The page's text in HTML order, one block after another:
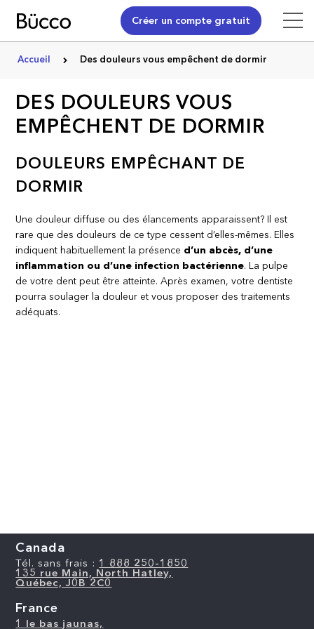
Créer un compte gratuit
Accueil Des douleurs vous empêchent de dormir
DES DOULEURS VOUS
EMPÊCHENT DE DORMIR
DOULEURS EMPÊCHANT DE
DORMIR
Une douleur diffuse ou des élancements apparaissent? Il est
rare que des douleurs de ce type cessent d’elles-mêmes. Elles
indiquent habituellement la présence d’un abcès, d’une
inflammation ou d’une infection bactérienne. La pulpe
de votre dent peut être atteinte. Après examen, votre dentiste
pourra soulager la douleur et vous proposer des traitements
adéquats.
Canada
Tél. sans frais : 1 888 250-1850
135 rue Main, North Hatley,
Québec, J0B 2C0
France
1 le bas jaunas,